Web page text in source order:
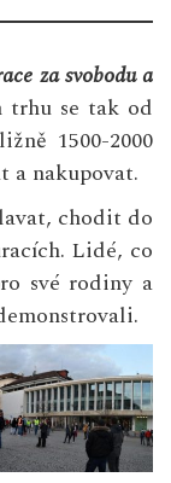
za svobodu a
se tak od
1500-2000
nakupovat.
chodit do
Lidé, co
své rodiny a